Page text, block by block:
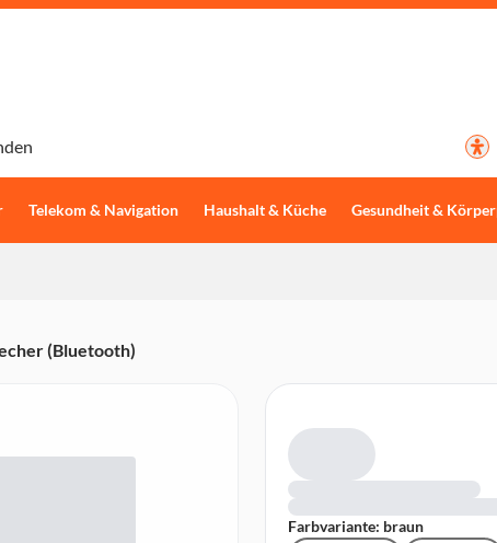
Telekom & Navigation Haushalt & Küche Gesundheit &
(Bluetooth)
Farbvariante: braun